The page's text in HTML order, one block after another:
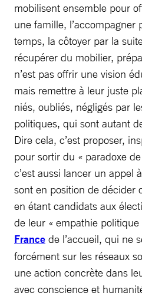
mobilisent ensemble pour
une famille, l’accompagner
temps, la côtoyer par la
récupérer du mobilier,
n’est pas offrir une vision
mais remettre à leur juste
niés, oubliés, négligés par
politiques, qui sont autant
Dire cela, c’est proposer,
pour sortir du « paradoxe
c’est aussi lancer un appel
sont en position de décider
en étant candidats aux
de leur « empathie politique
France de l’accueil, qui ne
forcément sur les réseaux
une action concrète dans
avec conscience et